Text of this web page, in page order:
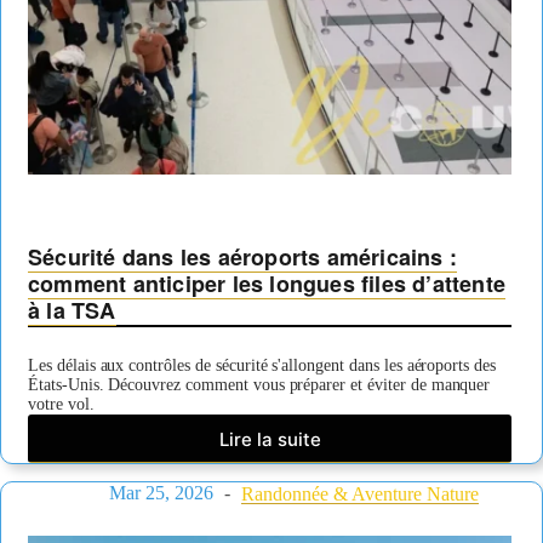
Sécurité dans les aéroports américains :
comment anticiper les longues files d’attente
à la TSA
Les délais aux contrôles de sécurité s'allongent dans les aéroports des
États-Unis. Découvrez comment vous préparer et éviter de manquer
votre vol.
Lire la suite
Sécurité
dans
les
Mar 25, 2026 Randonnée & Aventure Nature